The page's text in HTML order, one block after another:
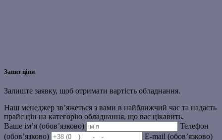
Запит ціни
Залиште заявку, щоб отримати вартість обладнання.
Наш менеджер зв’яжеться з вами в найближчий час та надасть
прайс цін на категорію обладнання, що вас цікавить.
Ваше ім’я (обов’язково)
Телефон
(обов’язково)
E-mail (обов’язково)